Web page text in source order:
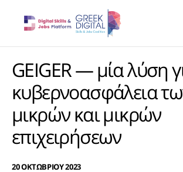
GEIGER — μία λύση
κυβερνοασφάλεια
μικρών και μικρών
επιχειρήσεων
20 ΟΚΤΩΒΡΙΟΥ 2023